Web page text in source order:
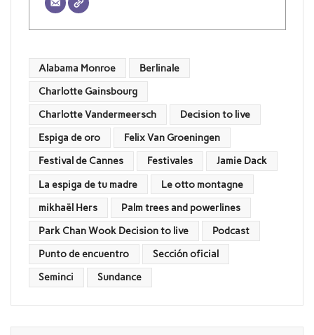
Alabama Monroe Berlinale
Charlotte Gainsbourg
Charlotte Vandermeersch Decision to live
Espiga de oro Felix Van Groeningen
Festival de Cannes Festivales Jamie Dack
La espiga de tu madre Le otto montagne
mikhaël Hers Palm trees and powerlines
Park Chan Wook Decision to live Podcast
Punto de encuentro Sección oficial
Seminci Sundance